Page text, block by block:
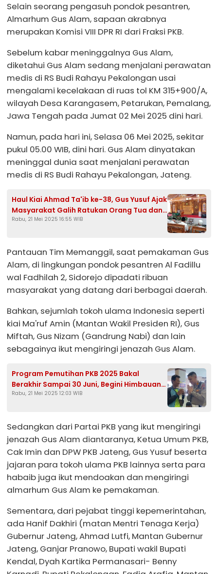
Selain seorang pengasuh pondok pesantren,
Almarhum Gus Alam, sapaan akrabnya
merupakan Komisi VIII DPR RI dari Fraksi PKB.
Sebelum kabar meninggalnya Gus Alam,
diketahui Gus Alam sedang menjalani perawatan
medis di RS Budi Rahayu Pekalongan usai
mengalami kecelakaan di ruas tol KM 315+900/A,
wilayah Desa Karangasem, Petarukan, Pemalang,
Jawa Tengah pada Jumat 02 Mei 2025 dini hari.
Namun, pada hari ini, Selasa 06 Mei 2025, sekitar
pukul 05.00 WIB, dini hari. Gus Alam dinyatakan
meninggal dunia saat menjalani perawatan
medis di RS Budi Rahayu Pekalongan, Jateng.
Haul Kiai Ahmad Ta'ib ke-38, Gus Yusuf Ajak
Masyarakat Galih Ratukan Orang Tua dan
Perbanyak Sedekah
Rabu, 21 Mei 2025 16:55 WIB
Pantauan Tim Memanggil, saat pemakaman Gus
Alam, di lingkungan pondok pesantren Al Fadillu
wal Fadhilah 2, Sidorejo dipadati ribuan
masyarakat yang datang dari berbagai daerah.
Bahkan, sejumlah tokoh ulama Indonesia seperti
kiai Ma'ruf Amin (Mantan Wakil Presiden RI), Gus
Miftah, Gus Nizam (Gandrung Nabi) dan lain
sebagainya ikut mengiringi jenazah Gus Alam.
Program Pemutihan PKB 2025 Bakal
Berakhir Sampai 30 Juni, Begini Himbauan
Satlantas Polres Kendal
Rabu, 21 Mei 2025 12:03 WIB
Sedangkan dari Partai PKB yang ikut mengiringi
jenazah Gus Alam diantaranya, Ketua Umum PKB,
Cak Imin dan DPW PKB Jateng, Gus Yusuf beserta
jajaran para tokoh ulama PKB lainnya serta para
habaib juga ikut mendoakan dan mengiringi
almarhum Gus Alam ke pemakaman.
Sementara, dari pejabat tinggi kepemerintahan,
ada Hanif Dakhiri (matan Mentri Tenaga Kerja)
Gubernur Jateng, Ahmad Lutfi, Mantan Gubernur
Jateng, Ganjar Pranowo, Bupati wakil Bupati
Kendal, Dyah Kartika Permanasari- Benny